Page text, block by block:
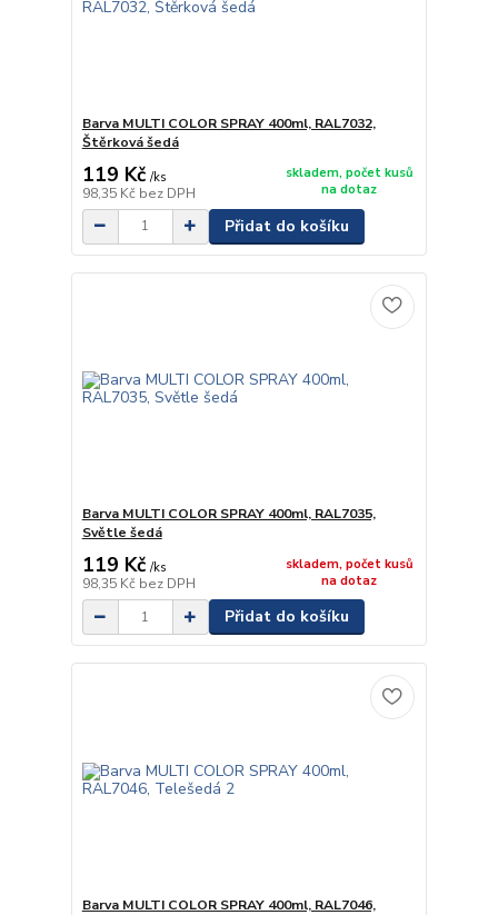
Barva MULTI COLOR SPRAY 400ml, RAL7032,
Štěrková šedá
119 Kč /ks
98,35 Kč bez DPH
skladem, počet kusů
na dotaz
Přidat do košíku
Barva MULTI COLOR SPRAY 400ml, RAL7035,
Světle šedá
119 Kč /ks
98,35 Kč bez DPH
skladem, počet kusů
na dotaz
Přidat do košíku
Barva MULTI COLOR SPRAY 400ml, RAL7046,